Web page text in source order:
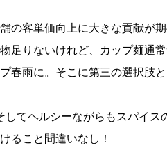
の客単価向上に大きな貢献が
りないけれど、カップ麺通常
春雨に。そこに第三の選択肢
てヘルシーながらもスパイス
ること間違いなし！